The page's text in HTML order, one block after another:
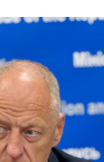
и